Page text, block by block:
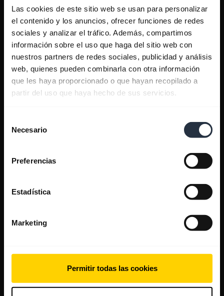
Las cookies de este sitio web se usan para personalizar
el contenido y los anuncios, ofrecer funciones de redes
sociales y analizar el tráfico. Además, compartimos
información sobre el uso que haga del sitio web con
nuestros partners de redes sociales, publicidad y análisis
web, quienes pueden combinarla con otra información
que les haya proporcionado o que hayan recopilado a
partir del uso que haya hecho de sus servicios.
Necesario
Preferencias
Estadística
Marketing
Permitir todas las cookies